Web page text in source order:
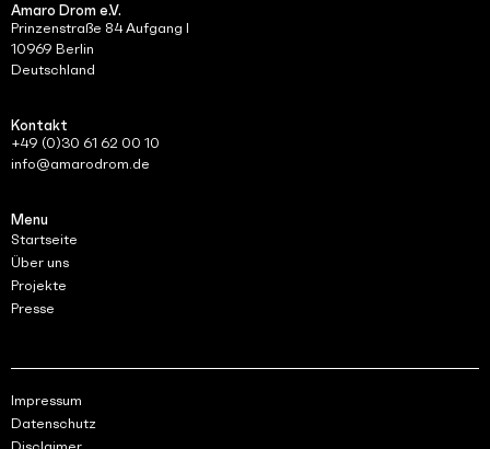
Amaro Drom e.V.
Prinzenstraße 84 Aufgang I
10969 Berlin
Deutschland
Kontakt
+49 (0)30 61 62 00 10
info@amarodrom.de
Menu
Startseite
Über uns
Projekte
Presse
Impressum
Datenschutz